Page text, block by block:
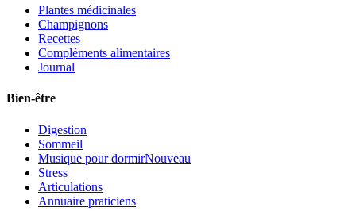
Plantes médicinales
Champignons
Recettes
Compléments alimentaires
Journal
Bien-être
Digestion
Sommeil
Musique pour dormirNouveau
Stress
Articulations
Annuaire praticiens